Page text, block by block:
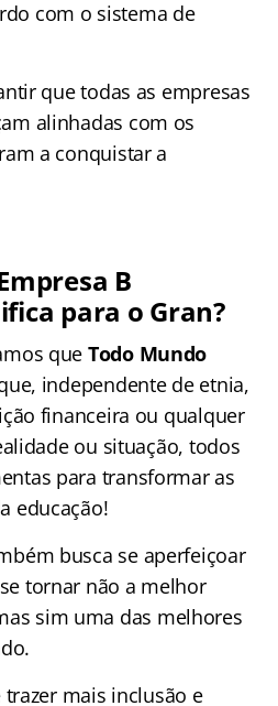
com o sistema de
que todas as empresas
alinhadas com os
a conquistar a
B
para o Gran?
que Todo Mundo
independente de etnia,
financeira ou qualquer
ou situação, todos
para transformar as
educação!
busca se aperfeiçoar
tornar não a melhor
sim uma das melhores
mais inclusão e